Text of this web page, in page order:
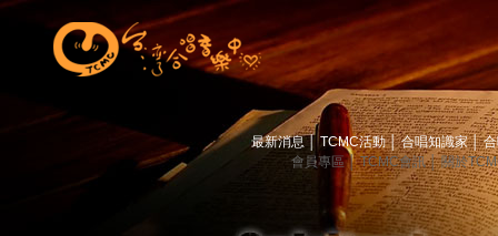
最新消息 TCMC活動│ 合唱知識家│
會員專區│ TCMC會訊│ 關於